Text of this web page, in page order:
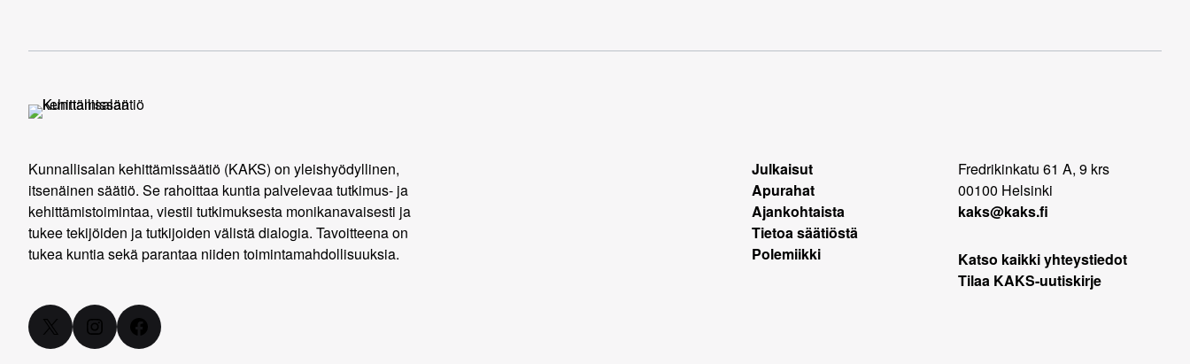
Kunnallisalan kehittämissäätiö (KAKS) on yleishyödyllinen,
itsenäinen säätiö. Se rahoittaa kuntia palvelevaa tutkimus- ja
kehittämistoimintaa, viestii tutkimuksesta monikanavaisesti ja
tukee tekijöiden ja tutkijoiden välistä dialogia. Tavoitteena on
tukea kuntia sekä parantaa niiden toimintamahdollisuuksia.
X Instagram Facebook
Julkaisut
Apurahat
Ajankohtaista
Tietoa säätiöstä
Polemiikki
Fredrikinkatu 61 A, 9 krs
00100 Helsinki
kaks@kaks.fi
Katso kaikki yhteystiedot
Tilaa KAKS-uutiskirje